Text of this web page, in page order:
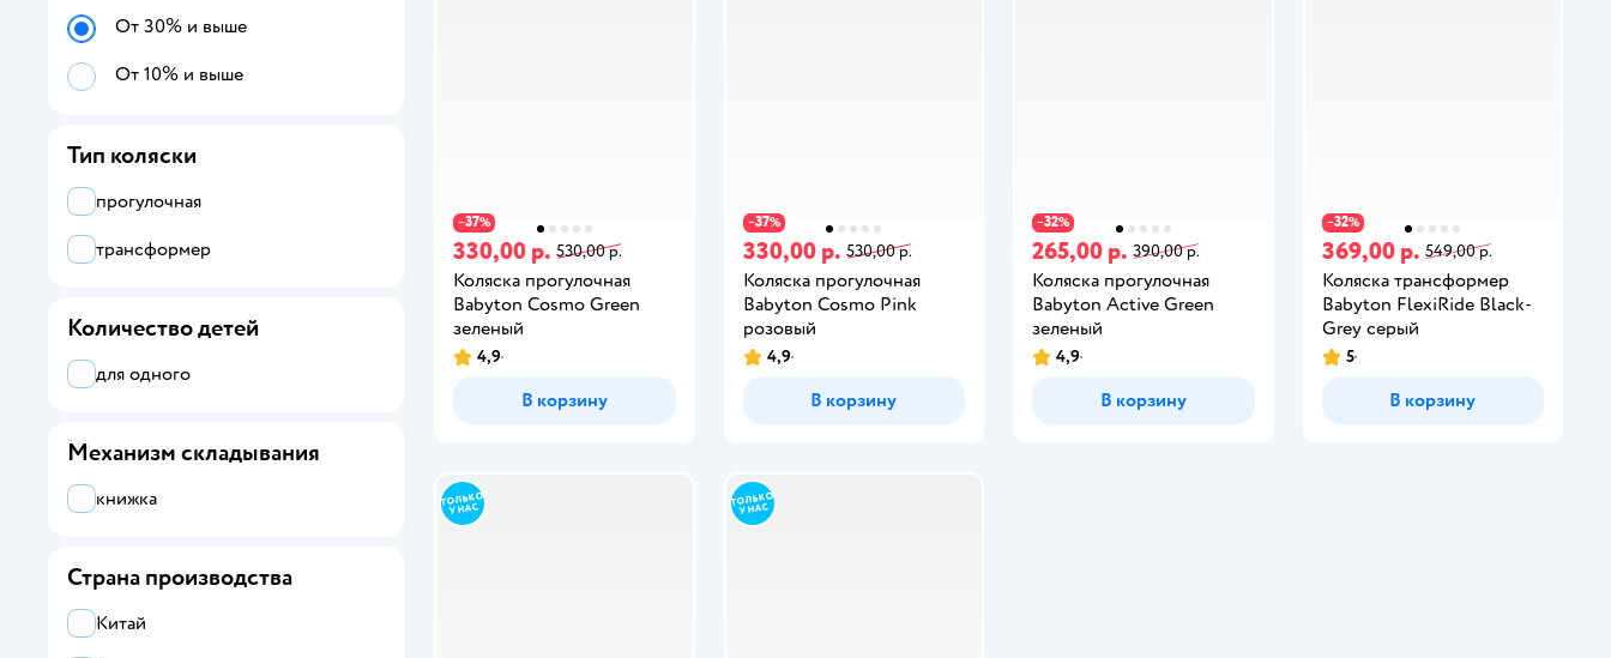
−37%
330,00 р. 530,00 р.
Коляска прогулочная
Babyton Cosmo Green
зеленый
4,9
В корзину
−37%
330,00 р. 530,00 р.
Коляска прогулочная
Babyton Cosmo Pink
розовый
4,9
В корзину
−32%
265,00 р. 390,00 р.
Коляска прогулочная
Babyton Active Green
зеленый
4,9
В корзину
−32%
369,00 р. 549,00 р.
Коляска трансформер
Babyton FlexiRide Black-
Grey серый
5
В корзину
От 30% и выше
От 10% и выше
Тип коляски
прогулочная
трансформер
Количество детей
для одного
Механизм складывания
книжка
Страна производства
Китай